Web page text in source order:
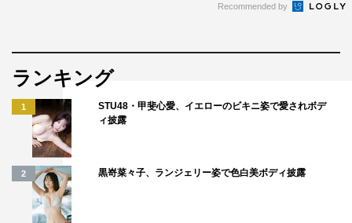
Recommended by
ランキング
1
STU48・甲斐心愛、イエローのビキニ姿で愛されボデ
ィ披露
2 黒嵜菜々子、ランジェリー姿で色白美ボディ披露